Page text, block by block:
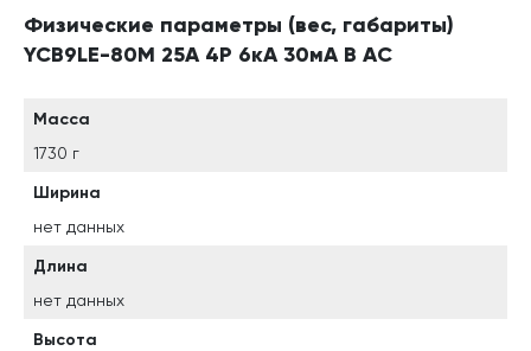
Физические параметры (вес, габариты)
YCB9LE-80M 25А 4P 6кА 30мА B AC
Масса
1730 г
Ширина
нет данных
Длина
нет данных
Высота